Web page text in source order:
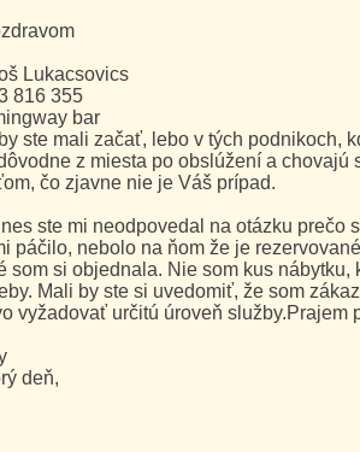
Lukacsovics
816 355
bar
ste mali začať, lebo v tých podnikoch,
z miesta po obslúžení a
čo zjavne nie je Váš prípad.
ste mi neodpovedal na otázku prečo
páčilo, nebolo na ňom že je
som si objednala. Nie som kus
Mali by ste si uvedomiť, že som
vyžadovať určitú úroveň služby.Prajem
deň,